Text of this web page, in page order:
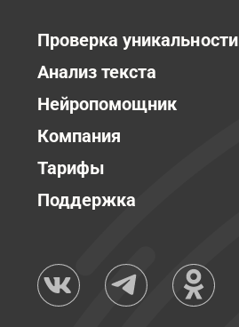
Проверка уникальности
Анализ текста
Нейропомощник
Компания
Тарифы
Поддержка